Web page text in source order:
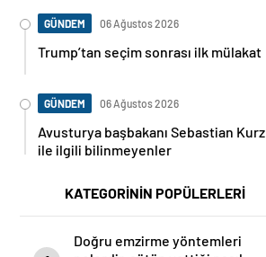
GÜNDEM 06 Ağustos 2026
Trump’tan seçim sonrası ilk mülakat
GÜNDEM 06 Ağustos 2026
Avusturya başbakanı Sebastian Kurz
ile ilgili bilinmeyenler
KATEGORİNİN POPÜLERLERİ
Doğru emzirme yöntemleri